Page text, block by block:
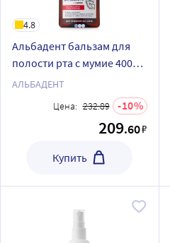
4.8
Альбадент бальзам для
полости рта с мумие 400
мл
АЛЬБАДЕНТ
Цена: 232.89 10
209.60₽
Купить